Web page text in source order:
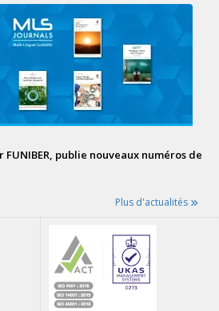
FUNIBER, publie nouveaux numéros de
Plus d'actualités